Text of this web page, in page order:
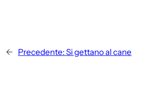
← Precedente: Si gettano al cane